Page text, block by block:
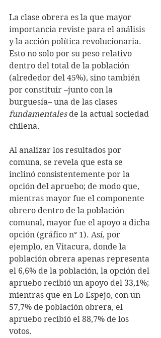
La clase obrera es la que mayor
importancia reviste para el análisis
y la acción política revolucionaria.
Esto no solo por su peso relativo
dentro del total de la población
(alrededor del 45%), sino también
por constituir –junto con la
burguesía– una de las clases
fundamentales de la actual sociedad
chilena.
Al analizar los resultados por
comuna, se revela que esta se
inclinó consistentemente por la
opción del apruebo; de modo que,
mientras mayor fue el componente
obrero dentro de la población
comunal, mayor fue el apoyo a dicha
opción (gráfico n° 1). Así, por
ejemplo, en Vitacura, donde la
población obrera apenas representa
el 6,6% de la población, la opción del
apruebo recibió un apoyo del 33,1%;
mientras que en Lo Espejo, con un
57,7% de población obrera, el
apruebo recibió el 88,7% de los
votos.